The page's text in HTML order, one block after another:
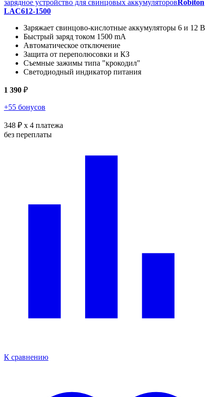
зарядное устройство для свинцовых аккумуляторовRobiton
LAC612-1500
Заряжает свинцово-кислотные аккумуляторы 6 и 12 В
Быстрый заряд током 1500 mA
Автоматическое отключение
Защита от переполюсовки и КЗ
Съемные зажимы типа "крокодил"
Светодиодный индикатор питания
1 390 ₽
+55 бонусов
348 ₽ x 4 платежа
без переплаты
К сравнению